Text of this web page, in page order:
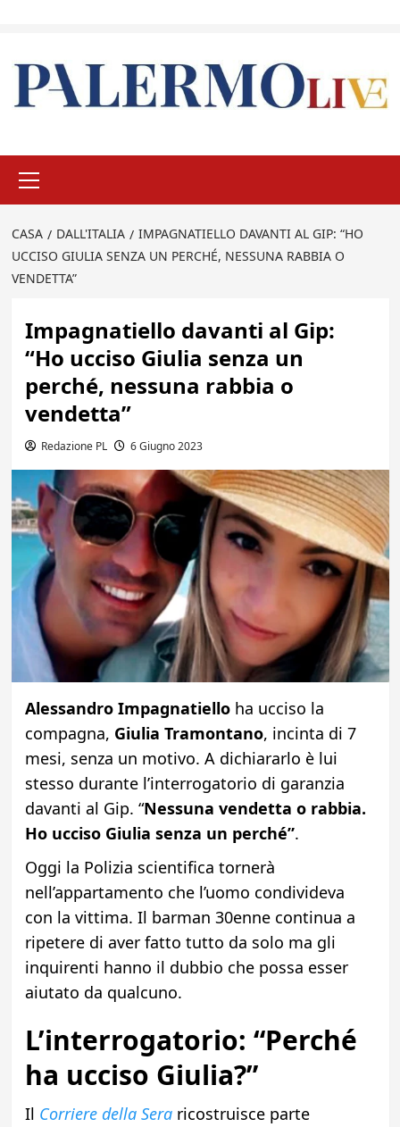
principale
CASA DALL'ITALIA
IMPAGNATIELLO DAVANTI AL GIP: “HO
UCCISO GIULIA SENZA UN PERCHÉ, NESSUNA RABBIA O
VENDETTA”
Impagnatiello davanti al Gip:
“Ho ucciso Giulia senza un
perché, nessuna rabbia o
vendetta”
Redazione PL 6 Giugno 2023
Alessandro Impagnatielloha ucciso la
compagna, Giulia Tramontano, incinta di 7
mesi, senza un motivo. A dichiararlo è lui
stesso durante l’interrogatorio di garanzia
davanti al Gip. “Nessuna vendetta o rabbia.
Ho ucciso Giulia senza un perché”.
Oggi la Polizia scientifica tornerà
nell’appartamento che l’uomo condivideva
con la vittima. Il barman 30enne continua a
ripetere di aver fatto tutto da solo ma gli
inquirenti hanno il dubbio che possa esser
aiutato da qualcuno.
L’interrogatorio: “Perché
ha ucciso Giulia?”
Il Corriere della Seraricostruisce parte